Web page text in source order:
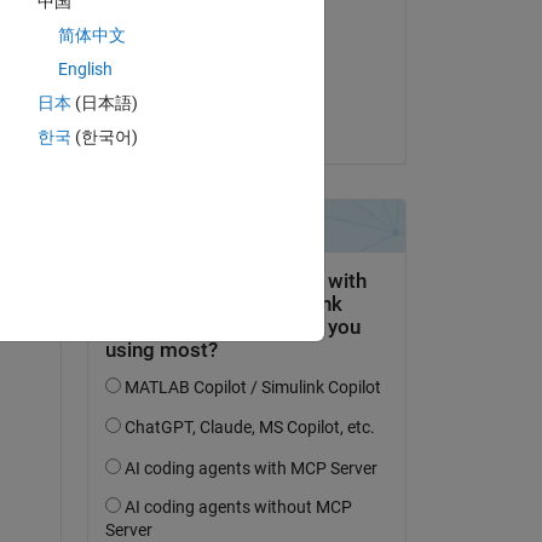
le 28 Juin 2020
Acceptée :
简体中文
English
日本 (日本語)
한국 (한국어)